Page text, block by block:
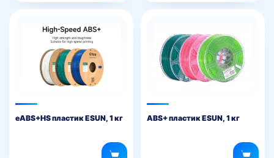
eABS+HS пластик ESUN, 1 кг ABS+ пластик ESUN, 1 кг